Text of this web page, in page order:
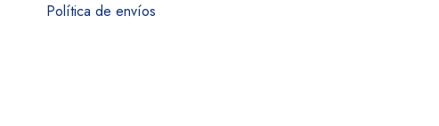
Política de envíos